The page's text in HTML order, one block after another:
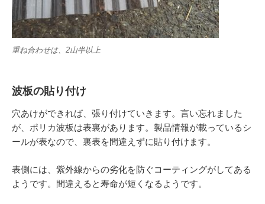
重ね合わせは、2山半以上
波板の貼り付け
穴あけができれば、張り付けていきます。言い忘れました
が、ポリカ波板は表裏があります。製品情報が載っているシ
ールが表なので、裏表を間違えずに貼り付けます。
表側には、紫外線からの劣化を防ぐコーティングがしてある
ようです。間違えると寿命が短くなるようです。